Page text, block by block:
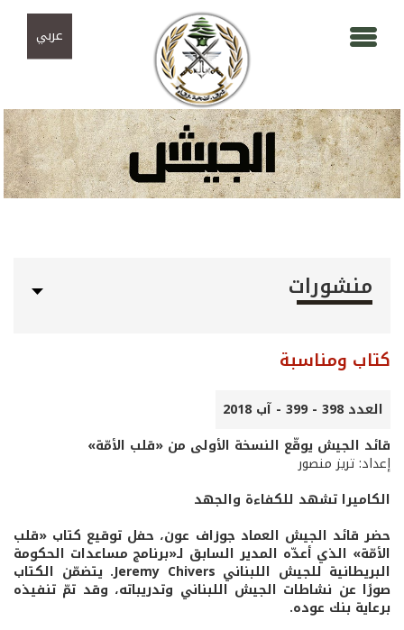
عربي
منشورات
كتاب ومناسبة
العدد 398 - 399 - آب 2018
قائد الجيش يوقّع النسخة الأولى من «قلب الأمّة»
إعداد: تريز منصور
الكاميرا تشهد للكفاءة والجهد
حضر قائد الجيش العماد جوزاف عون، حفل توقيع كتاب «قلب
الأمّة» الذي أعدّه المدير السابق لـ«برنامج مساعدات الحكومة
البريطانية للجيش اللبناني Jeremy Chivers. يتضمّن الكتاب
صورًا عن نشاطات الجيش اللبناني وتدريباته، وقد تمّ تنفيذه
برعاية بنك عوده.